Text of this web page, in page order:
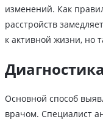
изменений. Как
расстройств
к активной жизни, но
Диагностика
Основной способ
врачом. Специалист